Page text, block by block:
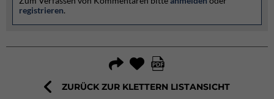
registrieren.
ZURÜCK ZUR KLETTERN LISTANSICHT